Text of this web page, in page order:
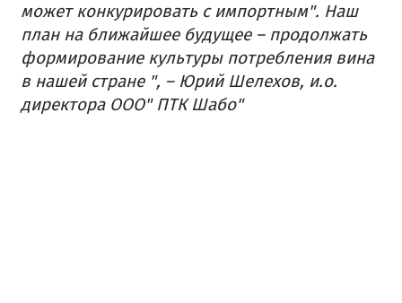
может конкурировать с импортным". Наш
план на ближайшее будущее – продолжать
формирование культуры потребления вина
в нашей стране ", – Юрий Шелехов, и.о.
директора ООО" ПТК Шабо"